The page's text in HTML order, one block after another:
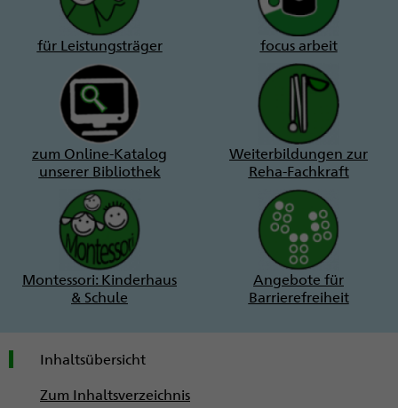
für Leistungsträger focus arbeit
zum Online-Katalog
unserer Bibliothek
Weiterbildungen zur
Reha-Fachkraft
Montessori: Kinderhaus
& Schule
Angebote für
Barrierefreiheit
Inhaltsübersicht
Zum Inhaltsverzeichnis